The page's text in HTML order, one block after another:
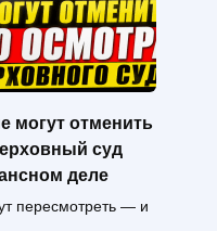
могут отменить
суд
деле
пересмотреть — и